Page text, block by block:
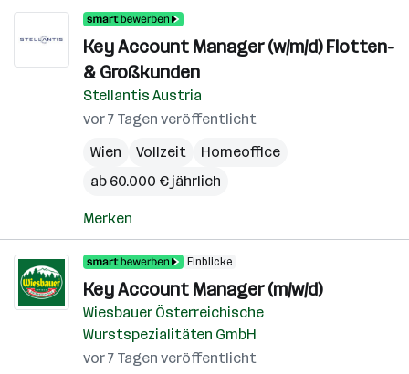
Key Account Manager (w/m/d) Flotten-
& Großkunden
Stellantis Austria
vor 7 Tagen veröffentlicht
Wien
Vollzeit
Homeoffice
ab 60.000 € jährlich
Merken
Einblicke
Key Account Manager (m/w/d)
Wiesbauer Österreichische
Wurstspezialitäten GmbH
vor 7 Tagen veröffentlicht